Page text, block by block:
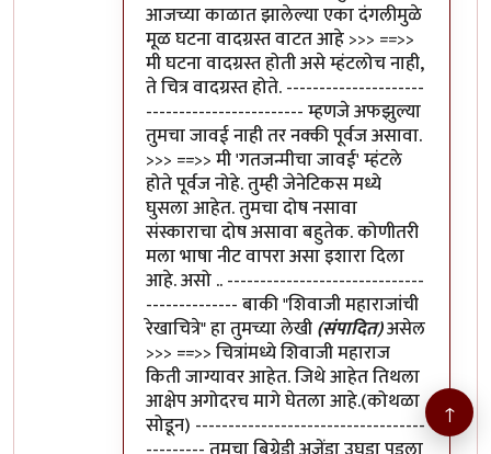
आजच्या काळात झालेल्या एका दंगलीमुळे
मूळ घटना वादग्रस्त वाटत आहे >>> ==>>
मी घटना वादग्रस्त होती असे म्हंटलोच नाही,
ते चित्र वादग्रस्त होते. ---------------------
------------------------ म्हणजे अफझुल्या
तुमचा जावई नाही तर नक्की पूर्वज असावा.
>>> ==>> मी 'गतजन्मीचा जावई' म्हंटले
होते पूर्वज नोहे. तुम्ही जेनेटिकस मध्ये
घुसला आहेत. तुमचा दोष नसावा
संस्काराचा दोष असावा बहुतेक. कोणीतरी
मला भाषा नीट वापरा असा इशारा दिला
आहे. असो .. ------------------------------
-------------- बाकी "शिवाजी महाराजांची
रेखाचित्रे" हा तुमच्या लेखी(संपादित)असेल
>>> ==>> चित्रांमध्ये शिवाजी महाराज
किती जाग्यावर आहेत. जिथे आहेत तिथला
आक्षेप अगोदरच मागे घेतला आहे.(कोथळा
सोडून) ----------------------------------- ↑